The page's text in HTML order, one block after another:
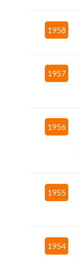
1958
1957
1956
1955
1954